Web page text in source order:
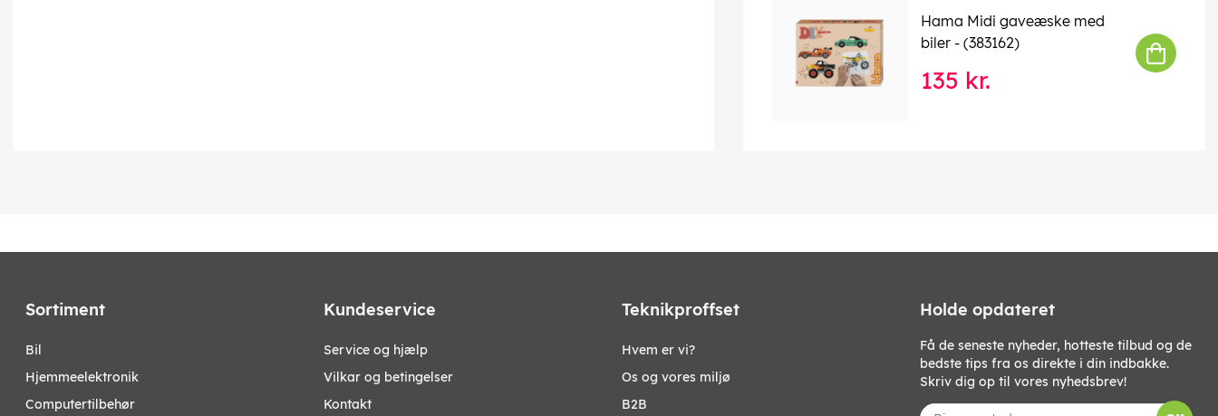
Hama Midi gaveæske med
biler - (383162)
135 kr.
Sortiment
bil
hjemmeelektronik
computertilbehør
Kundeservice
Service og hjælp
Vilkar og betingelser
Kontakt
Teknikproffset
Hvem er vi?
Os og vores miljø
B2B
Holde opdateret
Få de seneste nyheder, hotteste tilbud og de
bedste tips fra os direkte i din indbakke.
Skriv dig op til vores nyhedsbrev!